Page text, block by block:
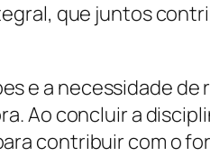
que juntos
e a necessidade
Ao concluir a
contribuir com o